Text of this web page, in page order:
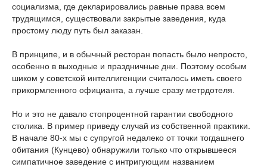
социализма, где декларировались равные права всем
трудящимся, существовали закрытые заведения, куда
простому люду путь был заказан.
В принципе, и в обычный ресторан попасть было непросто,
особенно в выходные и праздничные дни. Поэтому особым
шиком у советской интеллигенции считалось иметь своего
прикормленного официанта, а лучше сразу метрдотеля.
Но и это не давало стопроцентной гарантии свободного
столика. В пример приведу случай из собственной практики.
В начале 80-х мы с супругой недалеко от точки тогдашнего
обитания (Кунцево) обнаружили только что открывшееся
симпатичное заведение с интригующим названием